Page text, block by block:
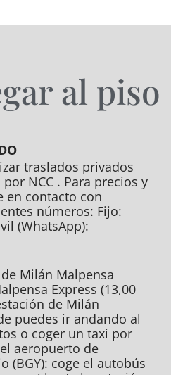
al piso
traslados privados
NCC . Para precios y
en contacto con
números: Fijo:
(WhatsApp):
Milán Malpensa
Express (13,00
de Milán
puedes ir andando al
o coger un taxi por
aeropuerto de
(BGY): coge el autobús